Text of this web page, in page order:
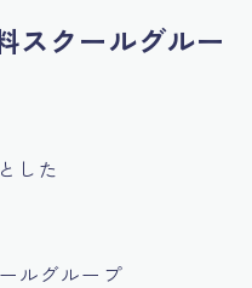
スクールグルー
した
ルグループ